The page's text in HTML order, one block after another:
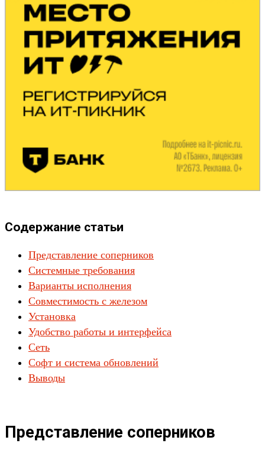
Содержание статьи
Представление соперников
Системные требования
Варианты исполнения
Совместимость с железом
Установка
Удобство работы и интерфейса
Сеть
Софт и система обновлений
Выводы
Представление соперников